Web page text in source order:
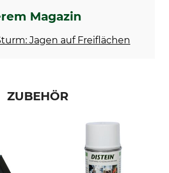
Magazin
Jagen auf Freiflächen
ZUBEHÖR